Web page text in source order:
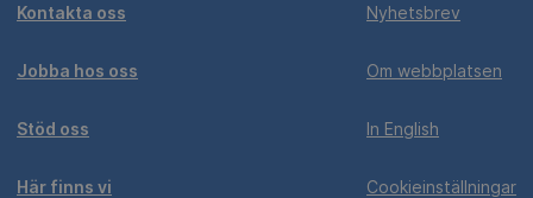
Kontakta oss
Jobba hos oss
Stöd oss
Här finns vi
Nyhetsbrev
Om webbplatsen
In English
Cookieinställningar